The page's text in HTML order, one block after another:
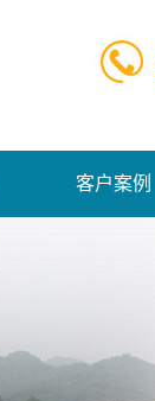
客户案例